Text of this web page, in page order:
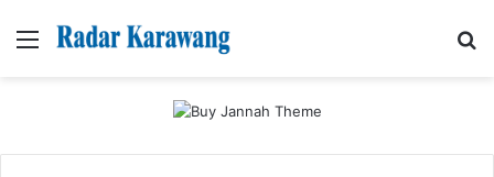
Menu